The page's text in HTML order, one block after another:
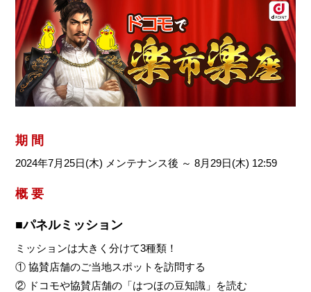
期 間
2024年7月25日(木) メンテナンス後 ～ 8月29日(木) 12:59
概 要
■パネルミッション
ミッションは大きく分けて3種類！
① 協賛店舗のご当地スポットを訪問する
② ドコモや協賛店舗の「はつほの豆知識」を読む